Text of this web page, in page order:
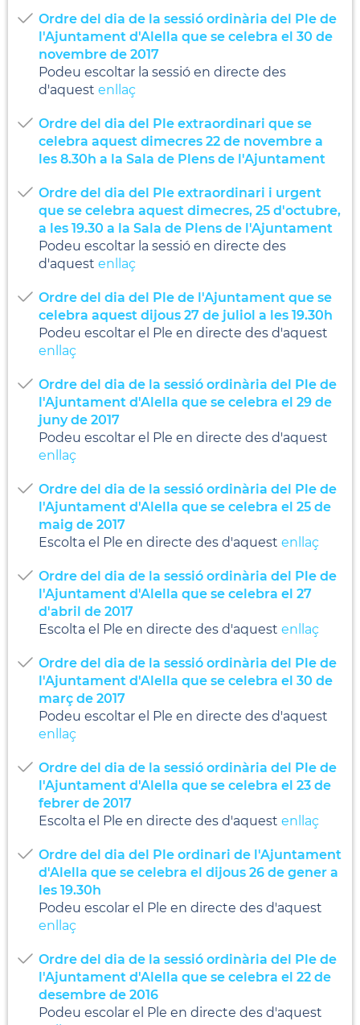
Ordre del dia de la sessió ordinària del Ple de
l'Ajuntament d'Alella que se celebra el 30 de
novembre de 2017
Podeu escoltar la sessió en directe des
d'aquest enllaç
Ordre del dia del Ple extraordinari que se
celebra aquest dimecres 22 de novembre a
les 8.30h a la Sala de Plens de l'Ajuntament
Ordre del dia del Ple extraordinari i urgent
que se celebra aquest dimecres, 25 d'octubre,
a les 19.30 a la Sala de Plens de l'Ajuntament
Podeu escoltar la sessió en directe des
d'aquest enllaç
Ordre del dia del Ple de l'Ajuntament que se
celebra aquest dijous 27 de juliol a les 19.30h
Podeu escoltar el Ple en directe des d'aquest
enllaç
Ordre del dia de la sessió ordinària del Ple de
l'Ajuntament d'Alella que se celebra el 29 de
juny de 2017
Podeu escoltar el Ple en directe des d'aquest
enllaç
Ordre del dia de la sessió ordinària del Ple de
l'Ajuntament d'Alella que se celebra el 25 de
maig de 2017
Escolta el Ple en directe des d'aquest enllaç
Ordre del dia de la sessió ordinària del Ple de
l'Ajuntament d'Alella que se celebra el 27
d'abril de 2017
Escolta el Ple en directe des d'aquest enllaç
Ordre del dia de la sessió ordinària del Ple de
l'Ajuntament d'Alella que se celebra el 30 de
març de 2017
Podeu escoltar el Ple en directe des d'aquest
enllaç
Ordre del dia de la sessió ordinària del Ple de
l'Ajuntament d'Alella que se celebra el 23 de
febrer de 2017
Escolta el Ple en directe des d'aquest enllaç
Ordre del dia del Ple ordinari de l'Ajuntament
d'Alella que se celebra el dijous 26 de gener a
les 19.30h
Podeu escolar el Ple en directe des d'aquest
enllaç
Ordre del dia de la sessió ordinària del Ple de
l'Ajuntament d'Alella que se celebra el 22 de
desembre de 2016
Podeu escolar el Ple en directe des d'aquest